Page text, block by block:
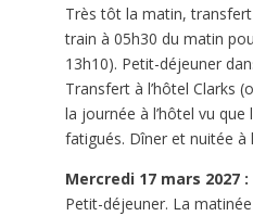
Très tôt la matin,
train à 05h30 du matin
13h10). Petit-déjeuner
Transfert à l’hôtel Clarks
la journée à l’hôtel vu
fatigués. Dîner et nuitée à
Mercredi 17 mars 2027
Petit-déjeuner. La